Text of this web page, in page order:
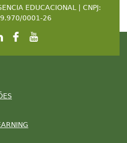
EDUCACIONAL | CNPJ:
0001-26